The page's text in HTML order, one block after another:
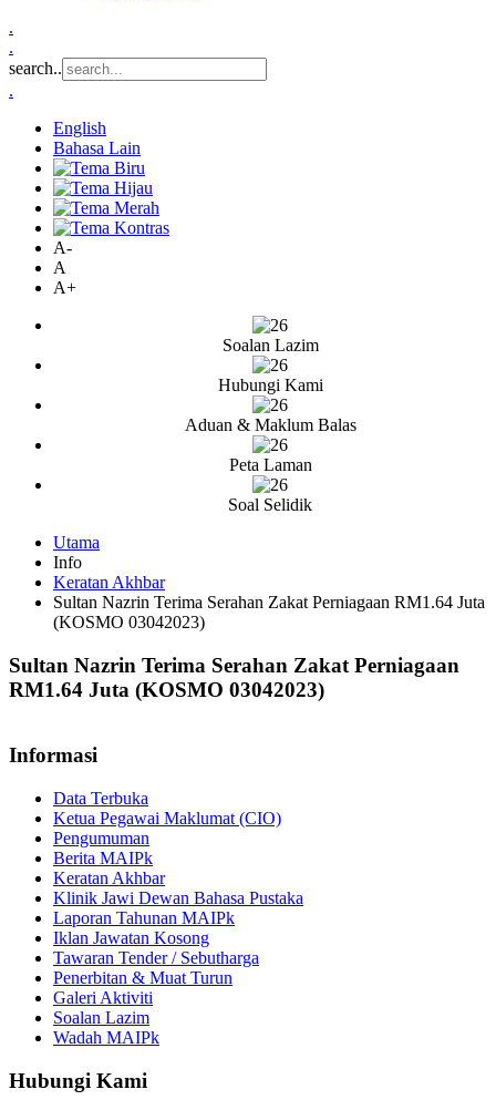
.
.
search..
.
English
Bahasa Lain
A-
A
A+
Soalan Lazim
Hubungi Kami
Aduan & Maklum Balas
Peta Laman
Soal Selidik
Utama
Info
Keratan Akhbar
Sultan Nazrin Terima Serahan Zakat Perniagaan RM1.64 Juta
(KOSMO 03042023)
Sultan Nazrin Terima Serahan Zakat Perniagaan
RM1.64 Juta (KOSMO 03042023)
Informasi
Data Terbuka
Ketua Pegawai Maklumat (CIO)
Pengumuman
Berita MAIPk
Keratan Akhbar
Klinik Jawi Dewan Bahasa Pustaka
Laporan Tahunan MAIPk
Iklan Jawatan Kosong
Tawaran Tender / Sebutharga
Penerbitan & Muat Turun
Galeri Aktiviti
Soalan Lazim
Wadah MAIPk
Hubungi Kami